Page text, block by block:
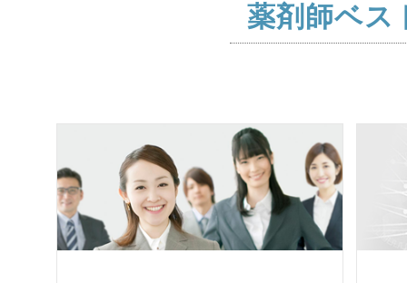
薬剤師ベス